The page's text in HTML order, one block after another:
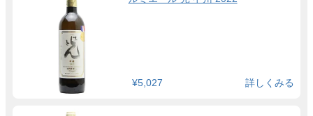
¥5,027 詳しくみる